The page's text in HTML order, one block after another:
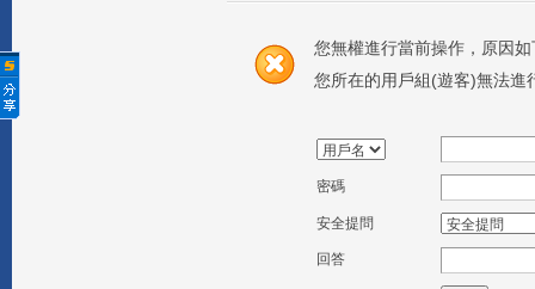
您無權進行當前操作，原因如
您所在的用戶組(遊客)無法進
密碼
安全提問
回答